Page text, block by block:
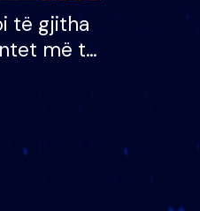
të gjitha
më të